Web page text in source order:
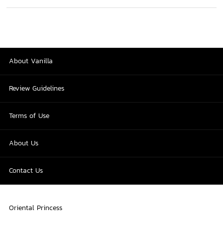
About Vanilla
Review Guidelines
Terms of Use
About Us
Contact Us
Oriental Princess